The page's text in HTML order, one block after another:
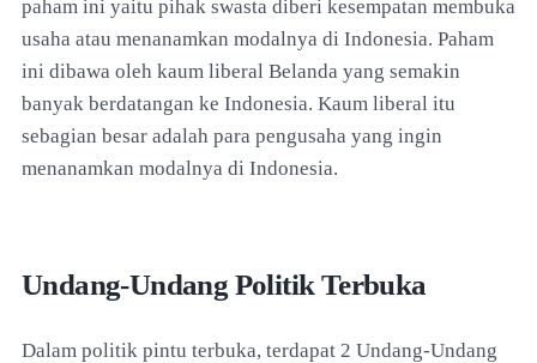
paham ini yaitu pihak swasta diberi kesempatan membuka
usaha atau menanamkan modalnya di Indonesia. Paham
ini dibawa oleh kaum liberal Belanda yang semakin
banyak berdatangan ke Indonesia. Kaum liberal itu
sebagian besar adalah para pengusaha yang ingin
menanamkan modalnya di Indonesia.
Undang-Undang Politik Terbuka
Dalam politik pintu terbuka, terdapat 2 Undang-Undang